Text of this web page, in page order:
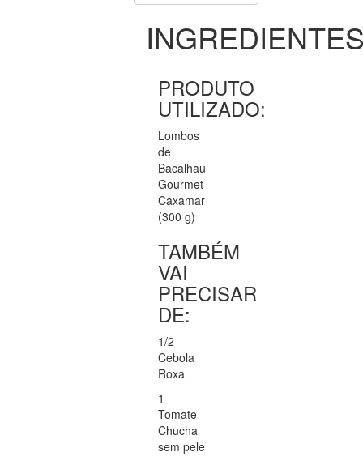
PRODUTO
UTILIZADO:
Lombos
de
Bacalhau
Gourmet
Caxamar
(300 g)
TAMBÉM
VAI
PRECISAR
DE:
1/2
Cebola
Roxa
1
Tomate
Chucha
sem pele